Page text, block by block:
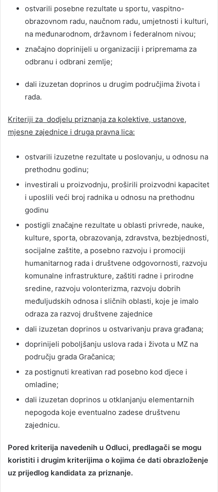
ostvarili posebne rezultate u sportu, vaspitno-
obrazovnom radu, naučnom radu, umjetnosti i kulturi,
na međunarodnom, državnom i federalnom nivou;
značajno doprinijeli u organizaciji i pripremama za
odbranu i odbrani zemlje;
dali izuzetan doprinos u drugim područjima života i
rada.
Kriteriji za dodjelu priznanja za kolektive, ustanove,
mjesne zajednice i druga pravna lica:
ostvarili izuzetne rezultate u poslovanju, u odnosu na
prethodnu godinu;
investirali u proizvodnju, proširili proizvodni kapacitet
i uposlili veći broj radnika u odnosu na prethodnu
godinu
postigli značajne rezultate u oblasti privrede, nauke,
kulture, sporta, obrazovanja, zdravstva, bezbjednosti,
socijalne zaštite, a posebno razvoju i promociji
humanitarnog rada i društvene odgovornosti, razvoju
komunalne infrastrukture, zaštiti radne i prirodne
sredine, razvoju volonterizma, razvoju dobrih
međuljudskih odnosa i sličnih oblasti, koje je imalo
odraza za razvoj društvene zajednice
dali izuzetan doprinos u ostvarivanju prava građana;
doprinijeli poboljšanju uslova rada i života u MZ na
području grada Gračanica;
za postignuti kreativan rad posebno kod djece i
omladine;
dali izuzetan doprinos u otklanjanju elementarnih
nepogoda koje eventualno zadese društvenu
zajednicu.
Pored kriterija navedenih u Odluci, predlagači se mogu
koristiti i drugim kriterijima o kojima će dati obrazloženje
uz prijedlog kandidata za priznanje.